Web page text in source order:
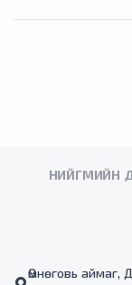
НИЙГМИЙН
Өмнөговь аймаг,